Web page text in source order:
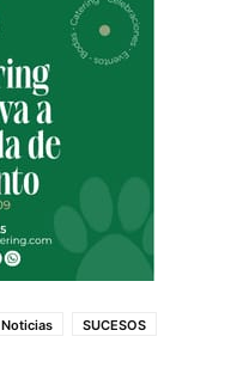
Noticias SUCESOS